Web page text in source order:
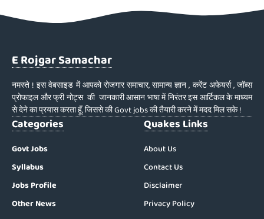
E Rojgar Samachar
नमस्ते ! इस वेबसाइड में आपको रोजगार समाचार, सामान्य ज्ञान , करेंट अफेयर्स , जॉब्स
प्रोफाइल और फ्री नोट्स की जानकारी आसान भाषा में निरंतर इस आर्टिकल के माध्यम
से देने का प्रयास करता हूँ, जिससे की Govt jobs की तैयारी करने में मदद मिल सके !
Categories
Govt Jobs
Syllabus
Jobs Profile
Other News
Quakes Links
About Us
Contact Us
Disclaimer
Privacy Policy